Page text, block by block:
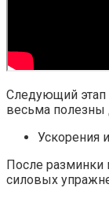
Следующий этап
весьма полезны
Ускорения
После
силовых